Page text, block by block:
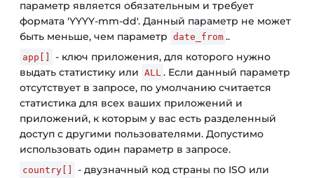
параметр является обязательным и требует
формата 'YYYY-mm-dd'. Данный параметр не может
быть меньше, чем параметр date_from ..
app[]
- ключ приложения, для которого нужно
выдать статистику или ALL . Если данный параметр
отсутствует в запросе, по умолчанию считается
статистика для всех ваших приложений и
приложений, к которым у вас есть разделенный
доступ с другими пользователями. Допустимо
использовать один параметр в запросе.
country[] - двузначный код страны по ISO или